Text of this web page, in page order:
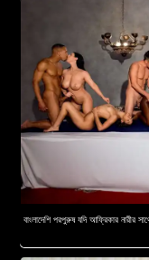
বাংলাদেশি পরপুরুষ যদি আফ্রিকার নারীর